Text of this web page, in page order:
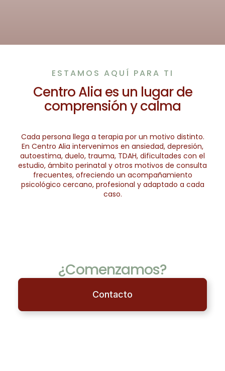
ESTAMOS AQUÍ PARA TI
Centro Alia es un lugar de
comprensión y calma
Cada persona llega a terapia por un motivo distinto.
En Centro Alia intervenimos en ansiedad, depresión,
autoestima, duelo, trauma, TDAH, dificultades con el
estudio, ámbito perinatal y otros motivos de consulta
frecuentes, ofreciendo un acompañamiento
psicológico cercano, profesional y adaptado a cada
caso.
¿Comenzamos?
Contacto